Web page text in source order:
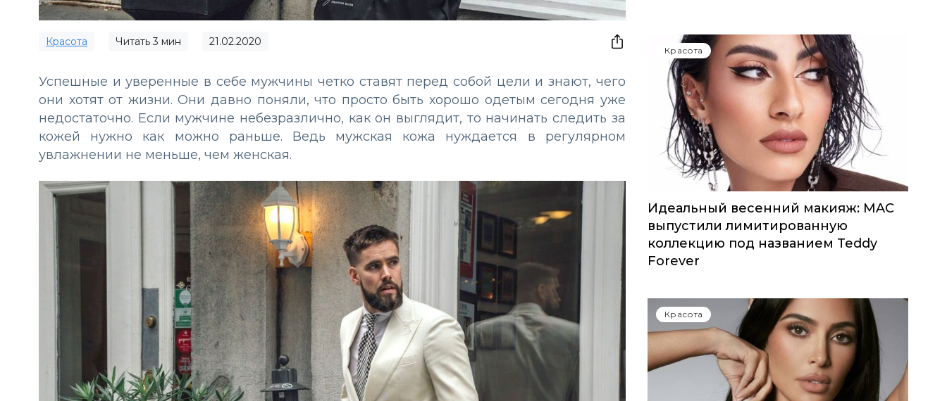
Красота Читать3 мин 21.02.2020
Успешные и уверенные в себе мужчины четко ставят перед собой цели и знают, чего
они хотят от жизни. Они давно поняли, что просто быть хорошо одетым сегодня уже
недостаточно. Если мужчине небезразлично, как он выглядит, то начинать следить за
кожей нужно как можно раньше. Ведь мужская кожа нуждается в регулярном
увлажнении не меньше, чем женская.
Красота
Идеальный весенний макияж: MAC
выпустили лимитированную
коллекцию под названием Teddy
Forever
Красота